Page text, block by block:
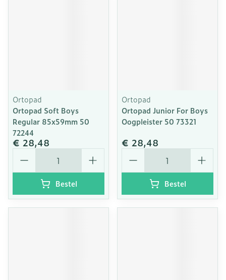
Ortopad
Ortopad Soft Boys
Regular 85x59mm 50
72244
€ 28,48
Aantal
Bestel
Ortopad
Ortopad Junior For Boys
Oogpleister 50 73321
€ 28,48
Aantal
Bestel